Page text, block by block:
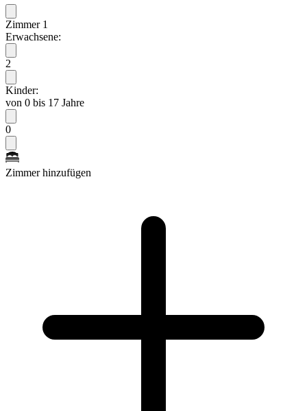
Zimmer 1
Erwachsene:
2
Kinder:
von 0 bis 17 Jahre
0
Zimmer hinzufügen